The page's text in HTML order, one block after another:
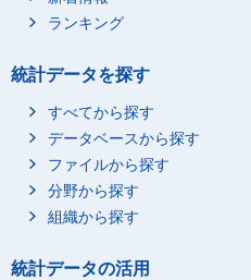
ランキング
統計データを探す
すべてから探す
データベースから探す
ファイルから探す
分野から探す
組織から探す
統計データの活用